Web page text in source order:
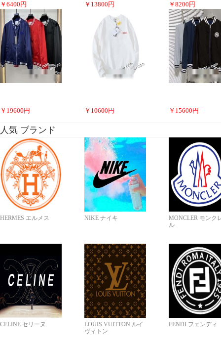
￥ 6400 円 ￥ 13800 円 ￥ 8200 円
￥ 19600 円 ￥ 10600 円 ￥ 15600 円
人気 ブランド
HERMES エルメス NIKE ナイキ
MONCLER モンク
ル
CELINE セリーヌ
LOUIS VUITTON ルイ
ヴィトン
FENDI フェンディ